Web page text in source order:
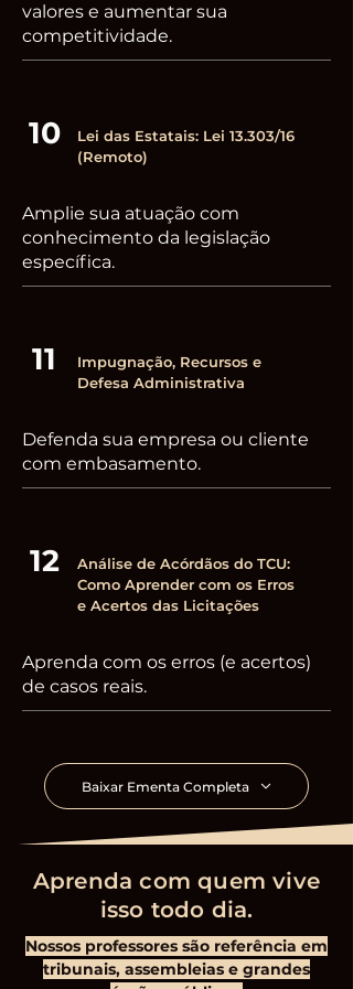
valores e aumentar sua
competitividade.
10
Lei das Estatais: Lei 13.303/16
(Remoto)
Amplie sua atuação com
conhecimento da legislação
específica.
11
Impugnação, Recursos e
Defesa Administrativa
Defenda sua empresa ou cliente
com embasamento.
12
Análise de Acórdãos do TCU:
Como Aprender com os Erros
e Acertos das Licitações
Aprenda com os erros (e acertos)
de casos reais.
Baixar Ementa Completa
Aprenda com quem vive
isso todo dia.
Nossos professores são referência em
tribunais, assembleias e grandes